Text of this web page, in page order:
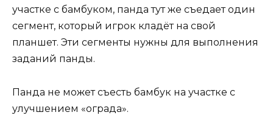
участке с бамбуком, панда тут же съедает один
сегмент, который игрок кладёт на свой
планшет. Эти сегменты нужны для выполнения
заданий панды.
Панда не может съесть бамбук на участке с
улучшением «ограда».